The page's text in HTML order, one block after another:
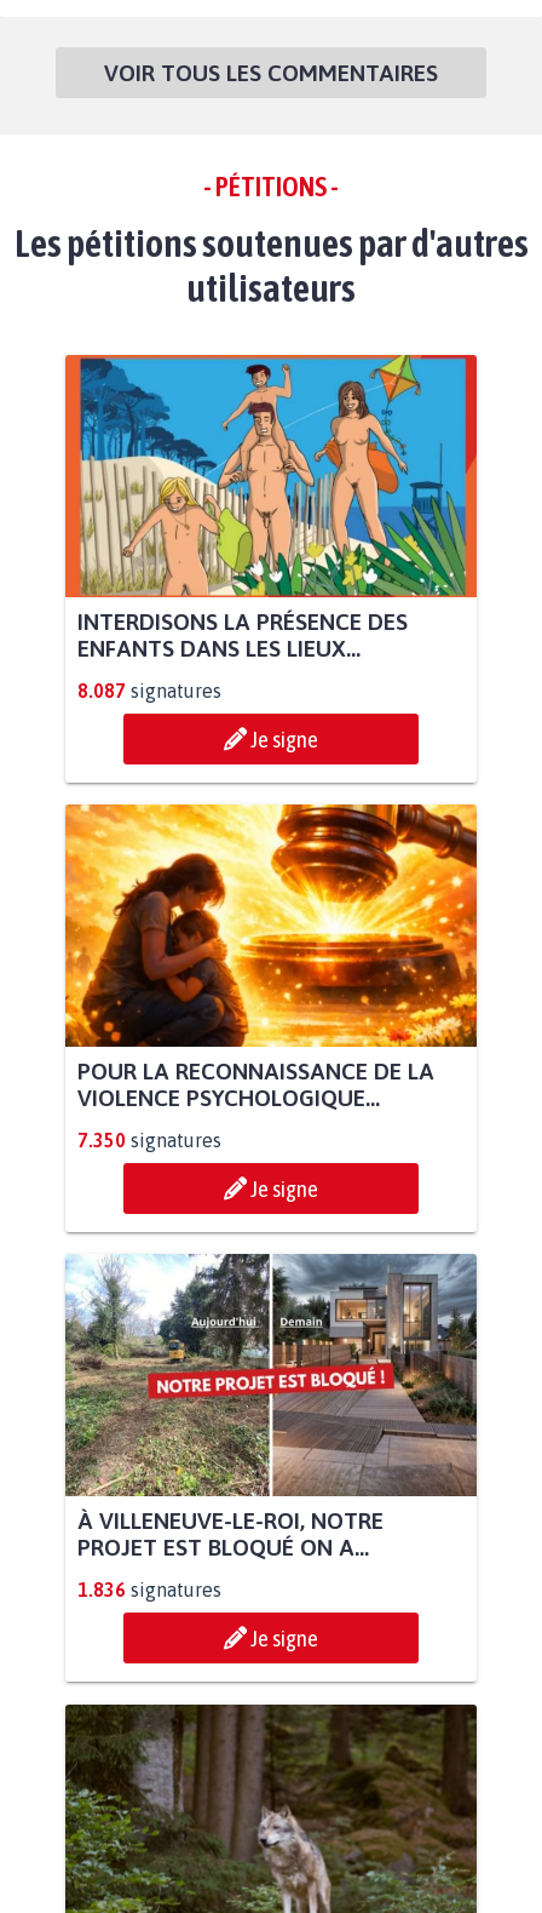
VOIR TOUS LES COMMENTAIRES
- PÉTITIONS -
Les pétitions soutenues par d'autres
utilisateurs
INTERDISONS LA PRÉSENCE DES
ENFANTS DANS LES LIEUX...
8.087 signatures
Je signe
POUR LA RECONNAISSANCE DE LA
VIOLENCE PSYCHOLOGIQUE...
7.350 signatures
Je signe
À VILLENEUVE-LE-ROI, NOTRE
PROJET EST BLOQUÉ ON A...
1.836 signatures
Je signe